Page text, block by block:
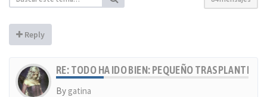
Reply
RE: TODO HA IDO BIEN: PEQUEÑO TRASPLANTE,
By gatina